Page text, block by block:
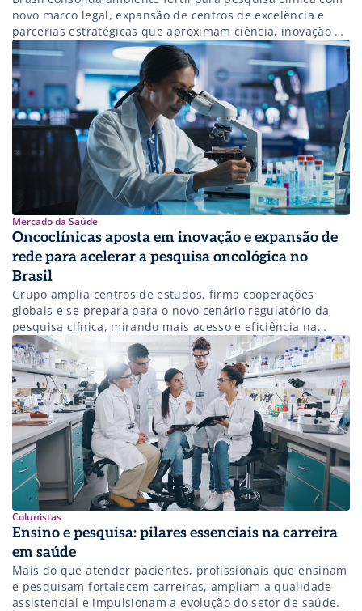
novo marco legal, expansão de centros de excelência e
parcerias estratégicas que aproximam ciência, inovação e
acesso à saúde.
Mercado da Saúde
Oncoclínicas aposta em inovação e expansão de
rede para acelerar a pesquisa oncológica no
Brasil
Grupo amplia centros de estudos, firma cooperações
globais e se prepara para o novo cenário regulatório da
pesquisa clínica, mirando mais acesso e eficiência na
jornada do paciente com câncer.
Colunistas
Ensino e pesquisa: pilares essenciais na carreira
em saúde
Mais do que atender pacientes, profissionais que ensinam
e pesquisam fortalecem carreiras, ampliam a qualidade
assistencial e impulsionam a evolução do setor de saúde.